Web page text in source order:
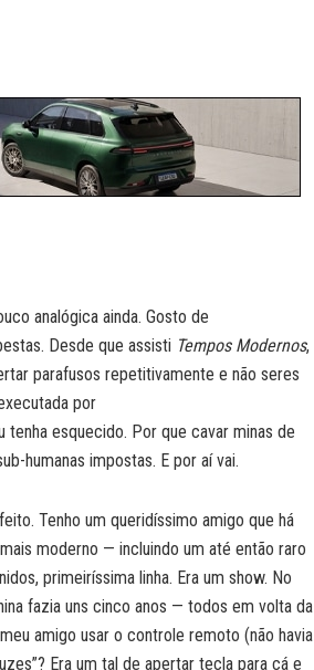
analógica ainda. Gosto de
Desde que assisti Tempos Modernos,
parafusos repetitivamente e não seres
por
esquecido. Por que cavar minas de
humanas impostas. E por aí vai.
Tenho um queridíssimo amigo que há
moderno — incluindo um até então raro
primeiríssima linha. Era um show. No
fazia uns cinco anos — todos em volta da
amigo usar o controle remoto (não havia
Era um tal de apertar tecla para cá e